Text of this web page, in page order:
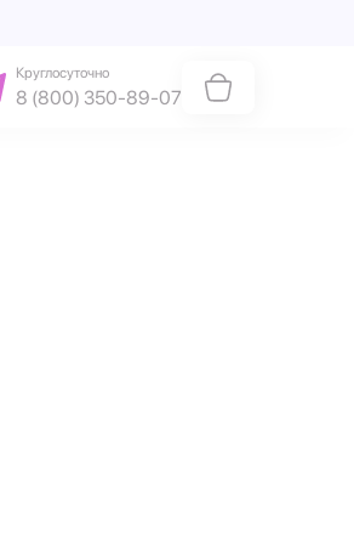
Круглосуточно
8 (800) 350-89-07